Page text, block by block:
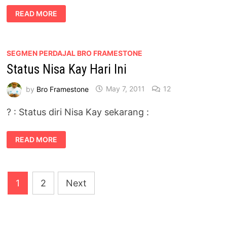
TROLL
:
ANAK
SELEPAS
SUSU
INI
READ MORE
SEGMEN PERDAJAL BRO FRAMESTONE
Status Nisa Kay Hari Ini
by Bro Framestone May 7, 2011 12
? : Status diri Nisa Kay sekarang :
STATUS
NISA
KAY
READ MORE
Posts
pagination
1 2 Next